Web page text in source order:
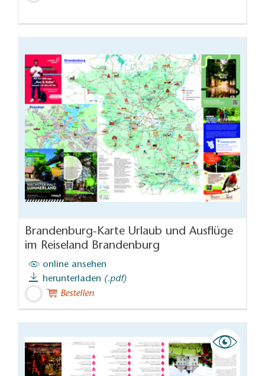
Brandenburg-Karte Urlaub und Ausflüge
im Reiseland Brandenburg
online ansehen
herunterladen (.pdf)
Bestellen